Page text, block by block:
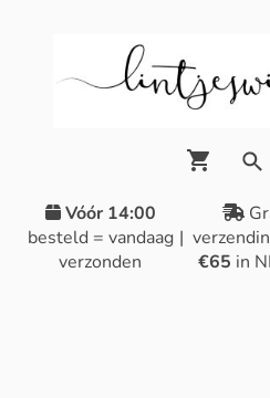
Vóór 14:00
besteld = vandaag
verzonden
|
€65 in